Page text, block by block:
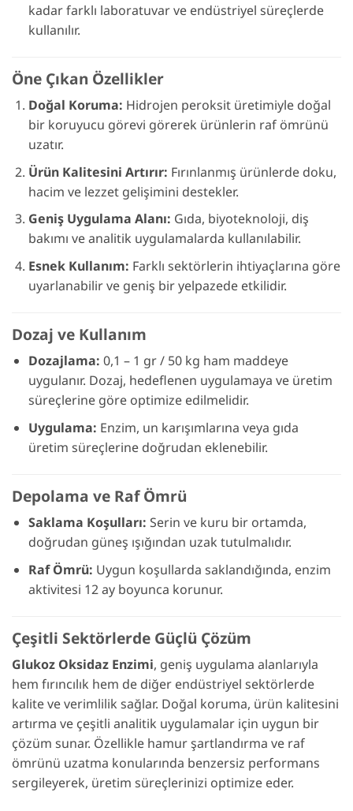
kadar farklı laboratuvar ve endüstriyel süreçlerde
kullanılır.
Öne Çıkan Özellikler
Doğal Koruma: Hidrojen peroksit üretimiyle doğal
bir koruyucu görevi görerek ürünlerin raf ömrünü
uzatır.
Ürün Kalitesini Artırır: Fırınlanmış ürünlerde doku,
hacim ve lezzet gelişimini destekler.
Geniş Uygulama Alanı: Gıda, biyoteknoloji, diş
bakımı ve analitik uygulamalarda kullanılabilir.
Esnek Kullanım: Farklı sektörlerin ihtiyaçlarına göre
uyarlanabilir ve geniş bir yelpazede etkilidir.
Dozaj ve Kullanım
Dozajlama: 0,1 – 1 gr / 50 kg ham maddeye
uygulanır. Dozaj, hedeflenen uygulamaya ve üretim
süreçlerine göre optimize edilmelidir.
Uygulama: Enzim, un karışımlarına veya gıda
üretim süreçlerine doğrudan eklenebilir.
Depolama ve Raf Ömrü
Saklama Koşulları: Serin ve kuru bir ortamda,
doğrudan güneş ışığından uzak tutulmalıdır.
Raf Ömrü: Uygun koşullarda saklandığında, enzim
aktivitesi 12 ay boyunca korunur.
Çeşitli Sektörlerde Güçlü Çözüm
Glukoz Oksidaz Enzimi, geniş uygulama alanlarıyla
hem fırıncılık hem de diğer endüstriyel sektörlerde
kalite ve verimlilik sağlar. Doğal koruma, ürün kalitesini
artırma ve çeşitli analitik uygulamalar için uygun bir
çözüm sunar. Özellikle hamur şartlandırma ve raf
ömrünü uzatma konularında benzersiz performans
sergileyerek, üretim süreçlerinizi optimize eder.